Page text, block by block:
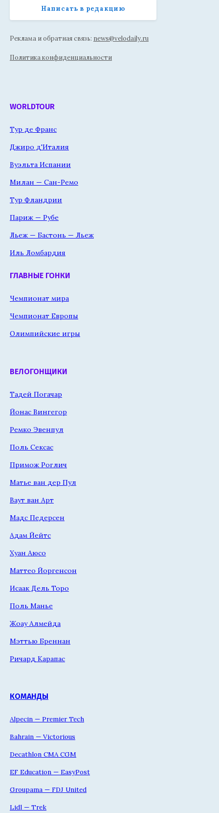
Написать в редакцию
Реклама и обратная связь: news@velodaily.ru
Политика конфиденциальности
WORLDTOUR
Тур де Франс
Джиро д'Италия
Вуэльта Испании
Милан — Сан-Ремо
Тур Фландрии
Париж — Рубе
Льеж — Бастонь — Льеж
Иль Ломбардия
ГЛАВНЫЕ ГОНКИ
Чемпионат мира
Чемпионат Европы
Олимпийские игры
ВЕЛОГОНЩИКИ
Тадей Погачар
Йонас Вингегор
Ремко Эвенпул
Поль Сексас
Примож Роглич
Матье ван дер Пул
Ваут ван Арт
Мадс Педерсен
Адам Йейтс
Хуан Аюсо
Маттео Йоргенсон
Исаак Дель Торо
Поль Манье
Жоау Алмейда
Мэттью Бреннан
Ричард Карапас
КОМАНДЫ
Alpecin — Premier Tech
Bahrain — Victorious
Decathlon CMA CGM
EF Education — EasyPost
Groupama — FDJ United
Lidl — Trek